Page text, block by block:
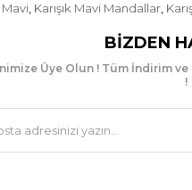
Mavi, Karışık Mavi Mandallar,
BIZDEN
Üye Olun ! Tüm İndirim
!